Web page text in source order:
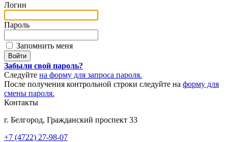
Логин
Пароль
Запомнить меня
Забыли свой пароль?
Следуйте на форму для запроса пароля.
После получения контрольной строки следуйте на форму для
смены пароля.
Контакты
г. Белгород, Гражданский проспект 33
+7 (4722) 27-98-07